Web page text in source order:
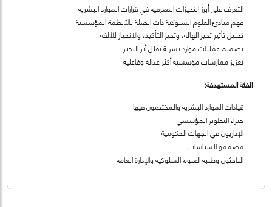
التعرف على أبرز التحيزات المعرفية في قرارات الموارد البشرية
فهم مبادئ العلوم السلوكية ذات الصلة بالأنظمة المؤسسية
تحليل تأثير تحيز الهالة، وتحيز التأكيد، والانحياز للألفة
تصميم عمليات موارد بشرية تقلل أثر التحيز
تعزيز ممارسات مؤسسية أكثر عدالة وفاعلية
الفئة المستهدفة:
قيادات الموارد البشرية والمختصون فيها
خبراء التطوير المؤسسي
الإداريون في الجهات الحكومية
مصممو السياسات
الباحثون وطلبة العلوم السلوكية والإدارة العامة